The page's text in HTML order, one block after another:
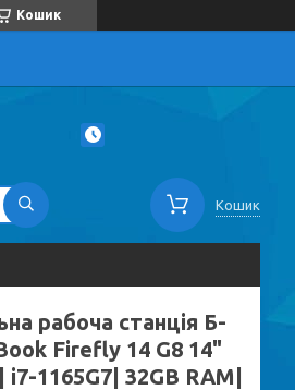
Кошик
Кошик
рабоча станція Б-
Firefly 14 G8 14"
i7-1165G7| 32GB RAM|